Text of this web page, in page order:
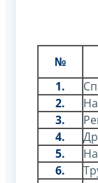
№
1.
2.
3.
4.
5.
6.